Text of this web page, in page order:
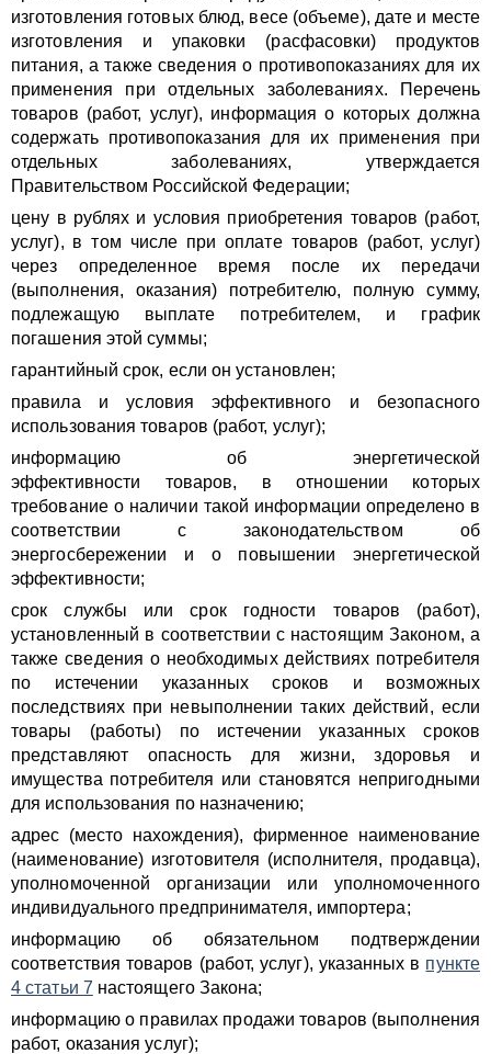
изготовления готовых блюд, весе (объеме), дате и месте
изготовления и упаковки (расфасовки) продуктов
питания, а также сведения о противопоказаниях для их
применения при отдельных заболеваниях. Перечень
товаров (работ, услуг), информация о которых должна
содержать противопоказания для их применения при
отдельных заболеваниях, утверждается
Правительством Российской Федерации;
цену в рублях и условия приобретения товаров (работ,
услуг), в том числе при оплате товаров (работ, услуг)
через определенное время после их передачи
(выполнения, оказания) потребителю, полную сумму,
подлежащую выплате потребителем, и график
погашения этой суммы;
гарантийный срок, если он установлен;
правила и условия эффективного и безопасного
использования товаров (работ, услуг);
информацию об энергетической
эффективности товаров, в отношении которых
требование о наличии такой информации определено в
соответствии с законодательством об
энергосбережении и о повышении энергетической
эффективности;
срок службы или срок годности товаров (работ),
установленный в соответствии с настоящим Законом, а
также сведения о необходимых действиях потребителя
по истечении указанных сроков и возможных
последствиях при невыполнении таких действий, если
товары (работы) по истечении указанных сроков
представляют опасность для жизни, здоровья и
имущества потребителя или становятся непригодными
для использования по назначению;
адрес (место нахождения), фирменное наименование
(наименование) изготовителя (исполнителя, продавца),
уполномоченной организации или уполномоченного
индивидуального предпринимателя, импортера;
информацию об обязательном подтверждении
соответствия товаров (работ, услуг), указанных в пункте
4 статьи 7 настоящего Закона;
информацию о правилах продажи товаров (выполнения
работ, оказания услуг);